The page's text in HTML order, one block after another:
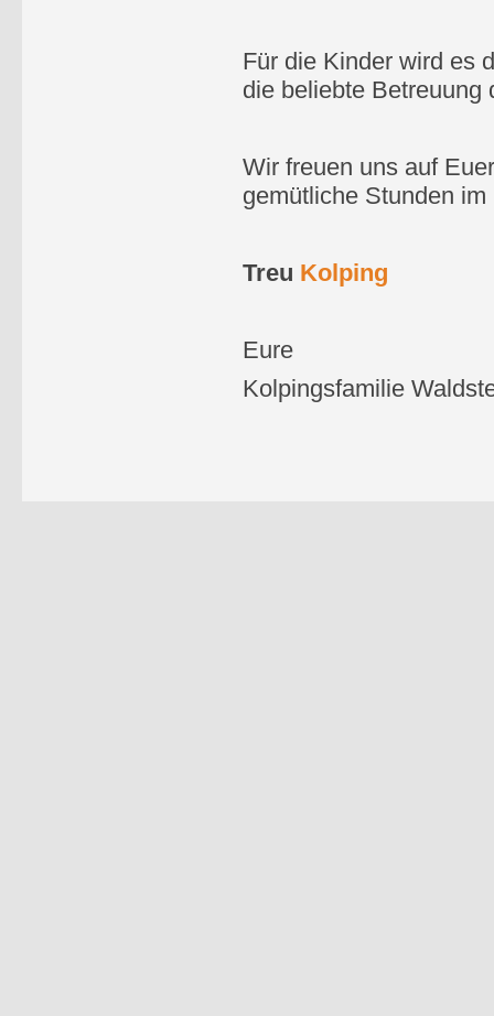
Für die Kinder wird es
die beliebte Betreuung
Wir freuen uns auf
gemütliche Stunden
Treu Kolping
Eure
Kolpingsfamilie